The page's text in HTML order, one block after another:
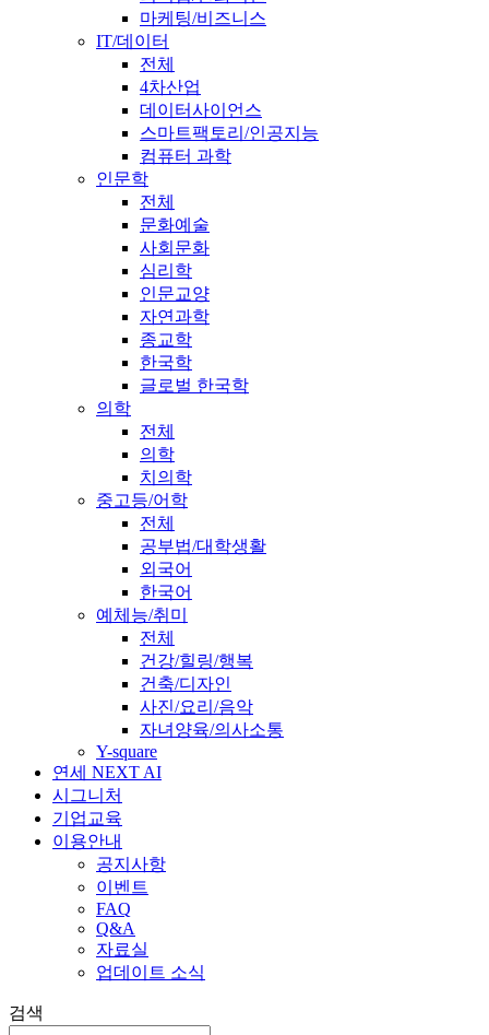
마케팅/비즈니스
IT/데이터
전체
4차산업
데이터사이언스
스마트팩토리/인공지능
컴퓨터 과학
인문학
전체
문화예술
사회문화
심리학
인문교양
자연과학
종교학
한국학
글로벌 한국학
의학
전체
의학
치의학
중고등/어학
전체
공부법/대학생활
외국어
한국어
예체능/취미
전체
건강/힐링/행복
건축/디자인
사진/요리/음악
자녀양육/의사소통
Y-square
연세 NEXT AI
시그니처
기업교육
이용안내
공지사항
이벤트
FAQ
Q&A
자료실
업데이트 소식
검색